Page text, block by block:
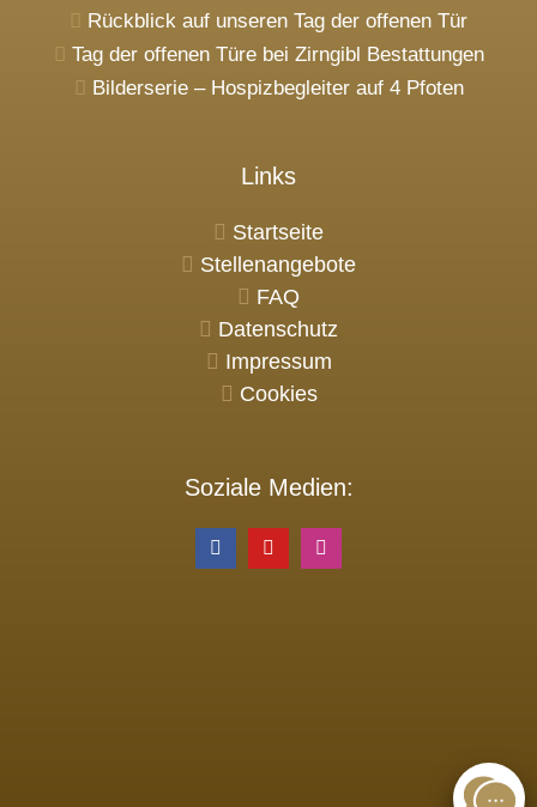
Rückblick auf unseren Tag der offenen Tür
Tag der offenen Türe bei Zirngibl Bestattungen
Bilderserie – Hospizbegleiter auf 4 Pfoten
Links
Startseite
Stellenangebote
FAQ
Datenschutz
Impressum
Cookies
Soziale Medien: